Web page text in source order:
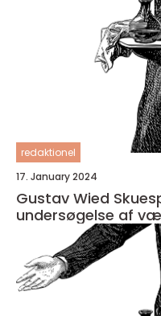
redaktionel
17. January 2024
Gustav Wied
undersøgelse af